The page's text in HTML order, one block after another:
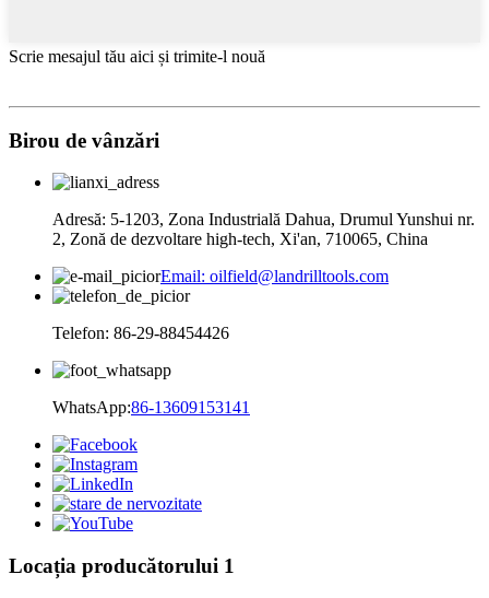
Scrie mesajul tău aici și trimite-l nouă
Birou de vânzări
Adresă: 5-1203, Zona Industrială Dahua, Drumul Yunshui nr.
2, Zonă de dezvoltare high-tech, Xi'an, 710065, China
Email: oilfield@landrilltools.com
Telefon: 86-29-88454426
WhatsApp:86-13609153141
Locația producătorului 1